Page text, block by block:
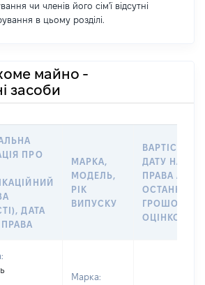
чи членів його сім'ї відсутні
в цьому розділі.
майно -
засоби
ПРО
ДАТА
ПРАВА
МАРКА,
МОДЕЛЬ,
РІК
ВИПУСКУ
ВАРТІСТЬ НА
ДАТУ
ПРАВА АБО
ГРОШОВОЮ
ОЦІНКОЮ,
Марка: